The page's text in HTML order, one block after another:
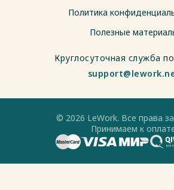
Политика
Полезные
Круглосуточная служба
© 2026 LeWork. Все права
Принимаем к